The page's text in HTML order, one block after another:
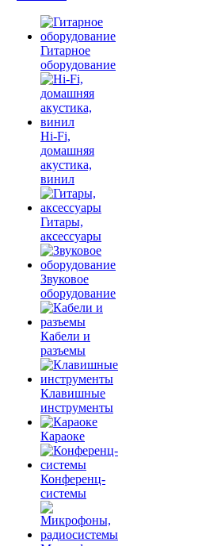
Гитарное
оборудование
Hi-Fi,
домашняя
акустика,
винил
Гитары,
аксессуары
Звуковое
оборудование
Кабели и
разъемы
Клавишные
инструменты
Караоке
Конференц-
системы